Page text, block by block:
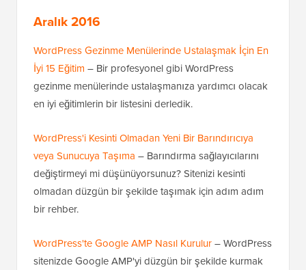
Aralık 2016
WordPress Gezinme Menülerinde Ustalaşmak İçin En
İyi 15 Eğitim – Bir profesyonel gibi WordPress
gezinme menülerinde ustalaşmanıza yardımcı olacak
en iyi eğitimlerin bir listesini derledik.
WordPress'i Kesinti Olmadan Yeni Bir Barındırıcıya
veya Sunucuya Taşıma – Barındırma sağlayıcılarını
değiştirmeyi mi düşünüyorsunuz? Sitenizi kesinti
olmadan düzgün bir şekilde taşımak için adım adım
bir rehber.
WordPress'te Google AMP Nasıl Kurulur– WordPress
sitenizde Google AMP'yi düzgün bir şekilde kurmak